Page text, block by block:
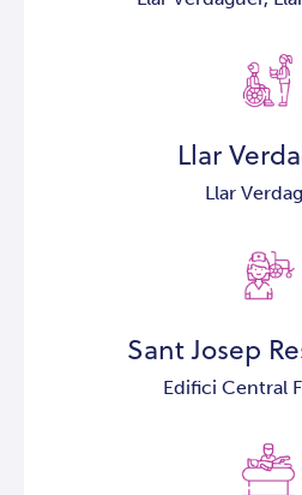
Llar
Llar
Sant Josep
Edifici Central